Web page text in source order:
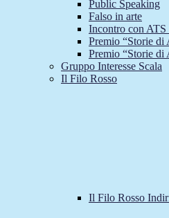
Public Speaking
Falso in arte
Incontro con ATS
Premio “Storie di
Premio “Storie di
Gruppo Interesse Scala
Il Filo Rosso
Il Filo Rosso